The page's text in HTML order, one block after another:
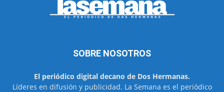
SOBRE NOSOTROS
El periódico digital decano de Dos Hermanas.
Líderes en difusión y publicidad. La Semana es el periódico